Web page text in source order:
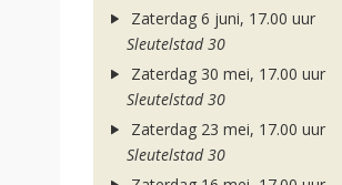
Zaterdag 6 juni, 17.00 uur
Sleutelstad 30
Zaterdag 30 mei, 17.00 uur
Sleutelstad 30
Zaterdag 23 mei, 17.00 uur
Sleutelstad 30